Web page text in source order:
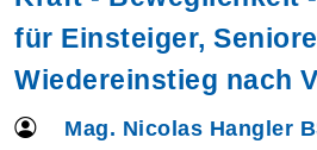
für Einsteiger,
Wiedereinstieg nach
Mag. Nicolas Hangler